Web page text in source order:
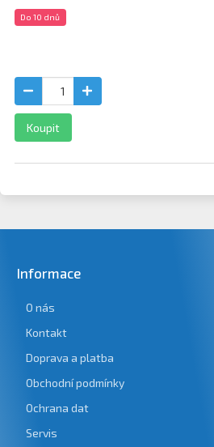
Do 10 dnů
Koupit
Informace
O nás
Kontakt
Doprava a platba
Obchodní podmínky
Ochrana dat
Servis